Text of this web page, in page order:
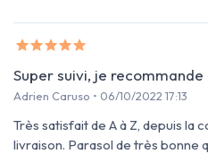
Super suivi, je
Adrien Caruso • 06/10/2022 17:13
Très satisfait de A à Z, depuis la
livraison. Parasol de très bonne